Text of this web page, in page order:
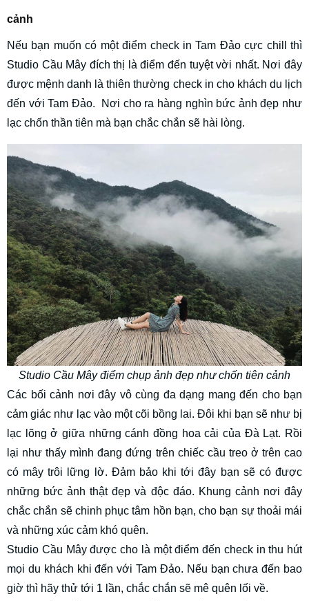
cảnh
Nếu bạn muốn có một điểm check in Tam Đảo cực chill thì
Studio Cầu Mây đích thị là điểm đến tuyệt vời nhất. Nơi đây
được mệnh danh là thiên thường check in cho khách du lịch
đến với Tam Đảo. Nơi cho ra hàng nghìn bức ảnh đẹp như
lạc chốn thần tiên mà bạn chắc chắn sẽ hài lòng.
Studio Cầu Mây điểm chụp ảnh đẹp như chốn tiên cảnh
Các bối cảnh nơi đây vô cùng đa dạng mang đến cho bạn
cảm giác như lạc vào một cõi bồng lai. Đôi khi bạn sẽ như bị
lạc lõng ở giữa những cánh đồng hoa cải của Đà Lạt. Rồi
lại như thấy mình đang đứng trên chiếc cầu treo ở trên cao
có mây trôi lững lờ. Đảm bảo khi tới đây bạn sẽ có được
những bức ảnh thật đẹp và độc đáo. Khung cảnh nơi đây
chắc chắn sẽ chinh phục tâm hồn bạn, cho bạn sự thoải mái
và những xúc cảm khó quên.
Studio Cầu Mây được cho là một điểm đến check in thu hút
mọi du khách khi đến với Tam Đảo. Nếu bạn chưa đến bao
giờ thì hãy thử tới 1 lần, chắc chắn sẽ mê quên lối về.